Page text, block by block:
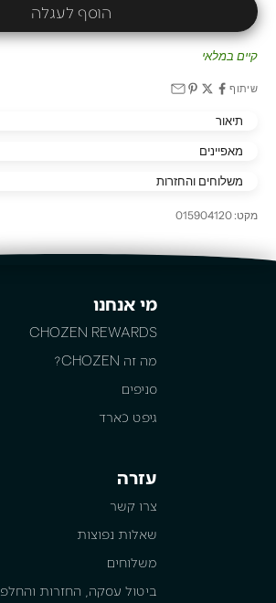
הוסף לעגלה
קיים במלאי
שיתוף
תיאור
מאפיינים
משלוחים והחזרות
מקט: 015904120
מי אנחנו
CHOZEN REWARDS
מה זה CHOZEN?
סניפים
גיפט כארד
עזרה
צרו קשר
שאלות נפוצות
משלוחים
ביטול עסקה, החזרות